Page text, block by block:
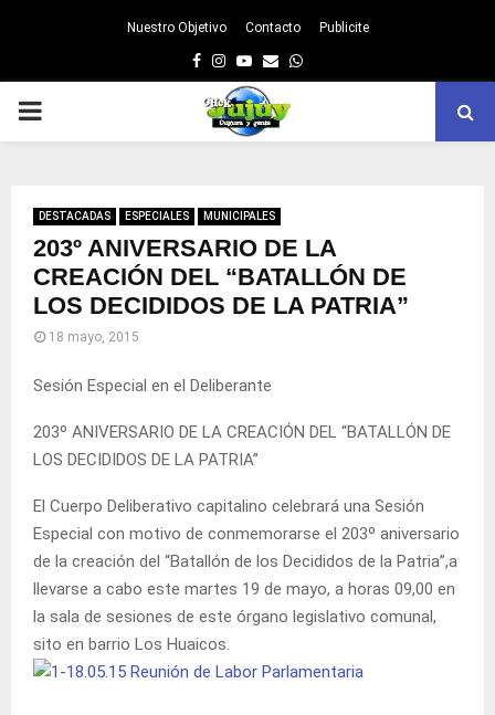
Nuestro Objetivo Contacto Publicite
Facebook
Instagram
Youtube
EmailWhatsapp
PRIMARY
DESTACADAS ESPECIALES MUNICIPALES
203º ANIVERSARIO DE LA
CREACIÓN DEL “BATALLÓN DE
LOS DECIDIDOS DE LA PATRIA”
18 mayo, 2015
Sesión Especial en el Deliberante
203º ANIVERSARIO DE LA CREACIÓN DEL “BATALLÓN DE
LOS DECIDIDOS DE LA PATRIA”
El Cuerpo Deliberativo capitalino celebrará una Sesión
Especial con motivo de conmemorarse el 203º aniversario
de la creación del “Batallón de los Decididos de la Patria”,a
llevarse a cabo este martes 19 de mayo, a horas 09,00 en
la sala de sesiones de este órgano legislativo comunal,
sito en barrio Los Huaicos.